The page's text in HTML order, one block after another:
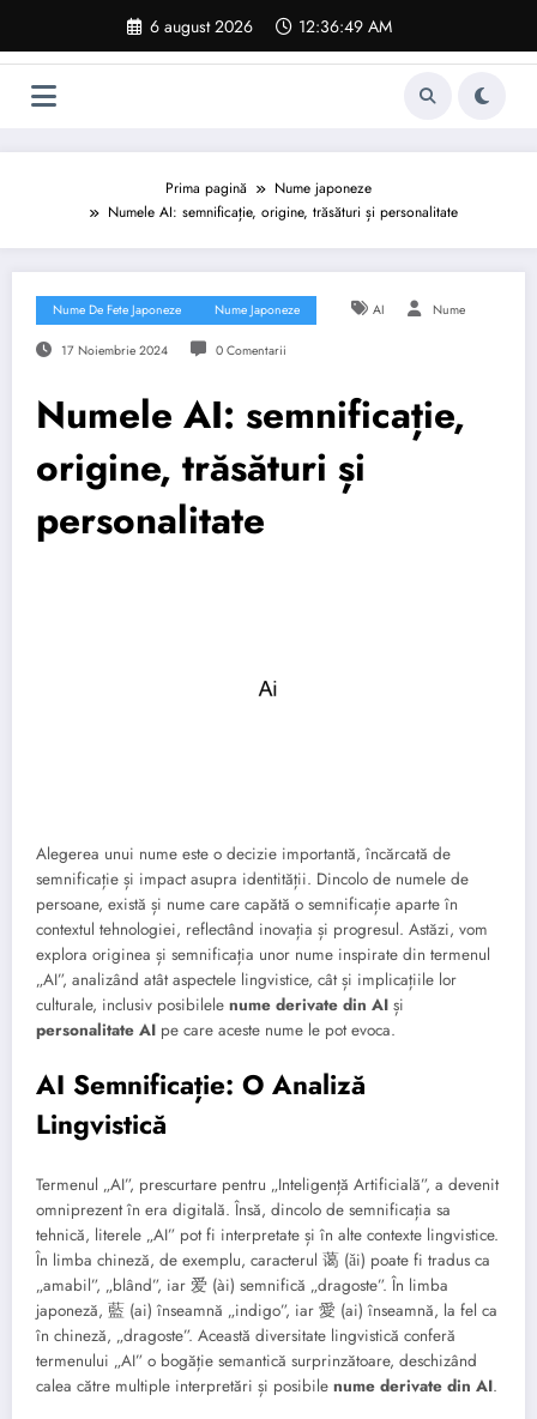
conținut
6 august 2026 12:36:50 AM
Prima pagină
Nume japoneze
Numele AI: semnificație, origine, trăsături și personalitate
Nume De Fete Japoneze Nume Japoneze AI Nume
17 Noiembrie 2024 0 Comentarii
Numele AI: semnificație,
origine, trăsături și
personalitate
Alegerea unui nume este o decizie importantă, încărcată de
semnificație și impact asupra identității. Dincolo de numele de
persoane, există și nume care capătă o semnificație aparte în
contextul tehnologiei, reflectând inovația și progresul. Astăzi, vom
explora originea și semnificația unor nume inspirate din termenul
„AI”, analizând atât aspectele lingvistice, cât și implicațiile lor
culturale, inclusiv posibilele nume derivate din AI și
personalitate AI pe care aceste nume le pot evoca.
AI Semnificație: O Analiză
Lingvistică
Termenul „AI”, prescurtare pentru „Inteligență Artificială”, a devenit
omniprezent în era digitală. Însă, dincolo de semnificația sa
tehnică, literele „AI” pot fi interpretate și în alte contexte lingvistice.
În limba chineză, de exemplu, caracterul 蔼 (ǎi) poate fi tradus ca
„amabil”, „blând”, iar 爱 (ài) semnifică „dragoste”. În limba
japoneză, 藍 (ai) înseamnă „indigo”, iar 愛 (ai) înseamnă, la fel ca
în chineză, „dragoste”. Această diversitate lingvistică conferă
termenului „AI” o bogăție semantică surprinzătoare, deschizând
calea către multiple interpretări și posibile nume derivate din AI.